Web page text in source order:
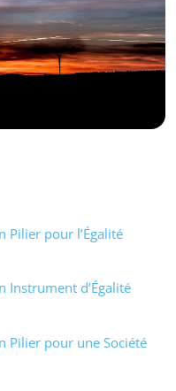
Pilier pour l’Égalité
Instrument d’Égalité
Pilier pour une Société